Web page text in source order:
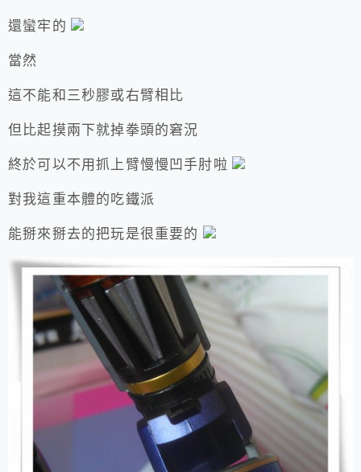
還蠻牢的
當然
這不能和三秒膠或右臂相比
但比起摸兩下就掉拳頭的窘況
終於可以不用抓上臂慢慢凹手肘啦
對我這重本體的吃鐵派
能掰來掰去的把玩是很重要的